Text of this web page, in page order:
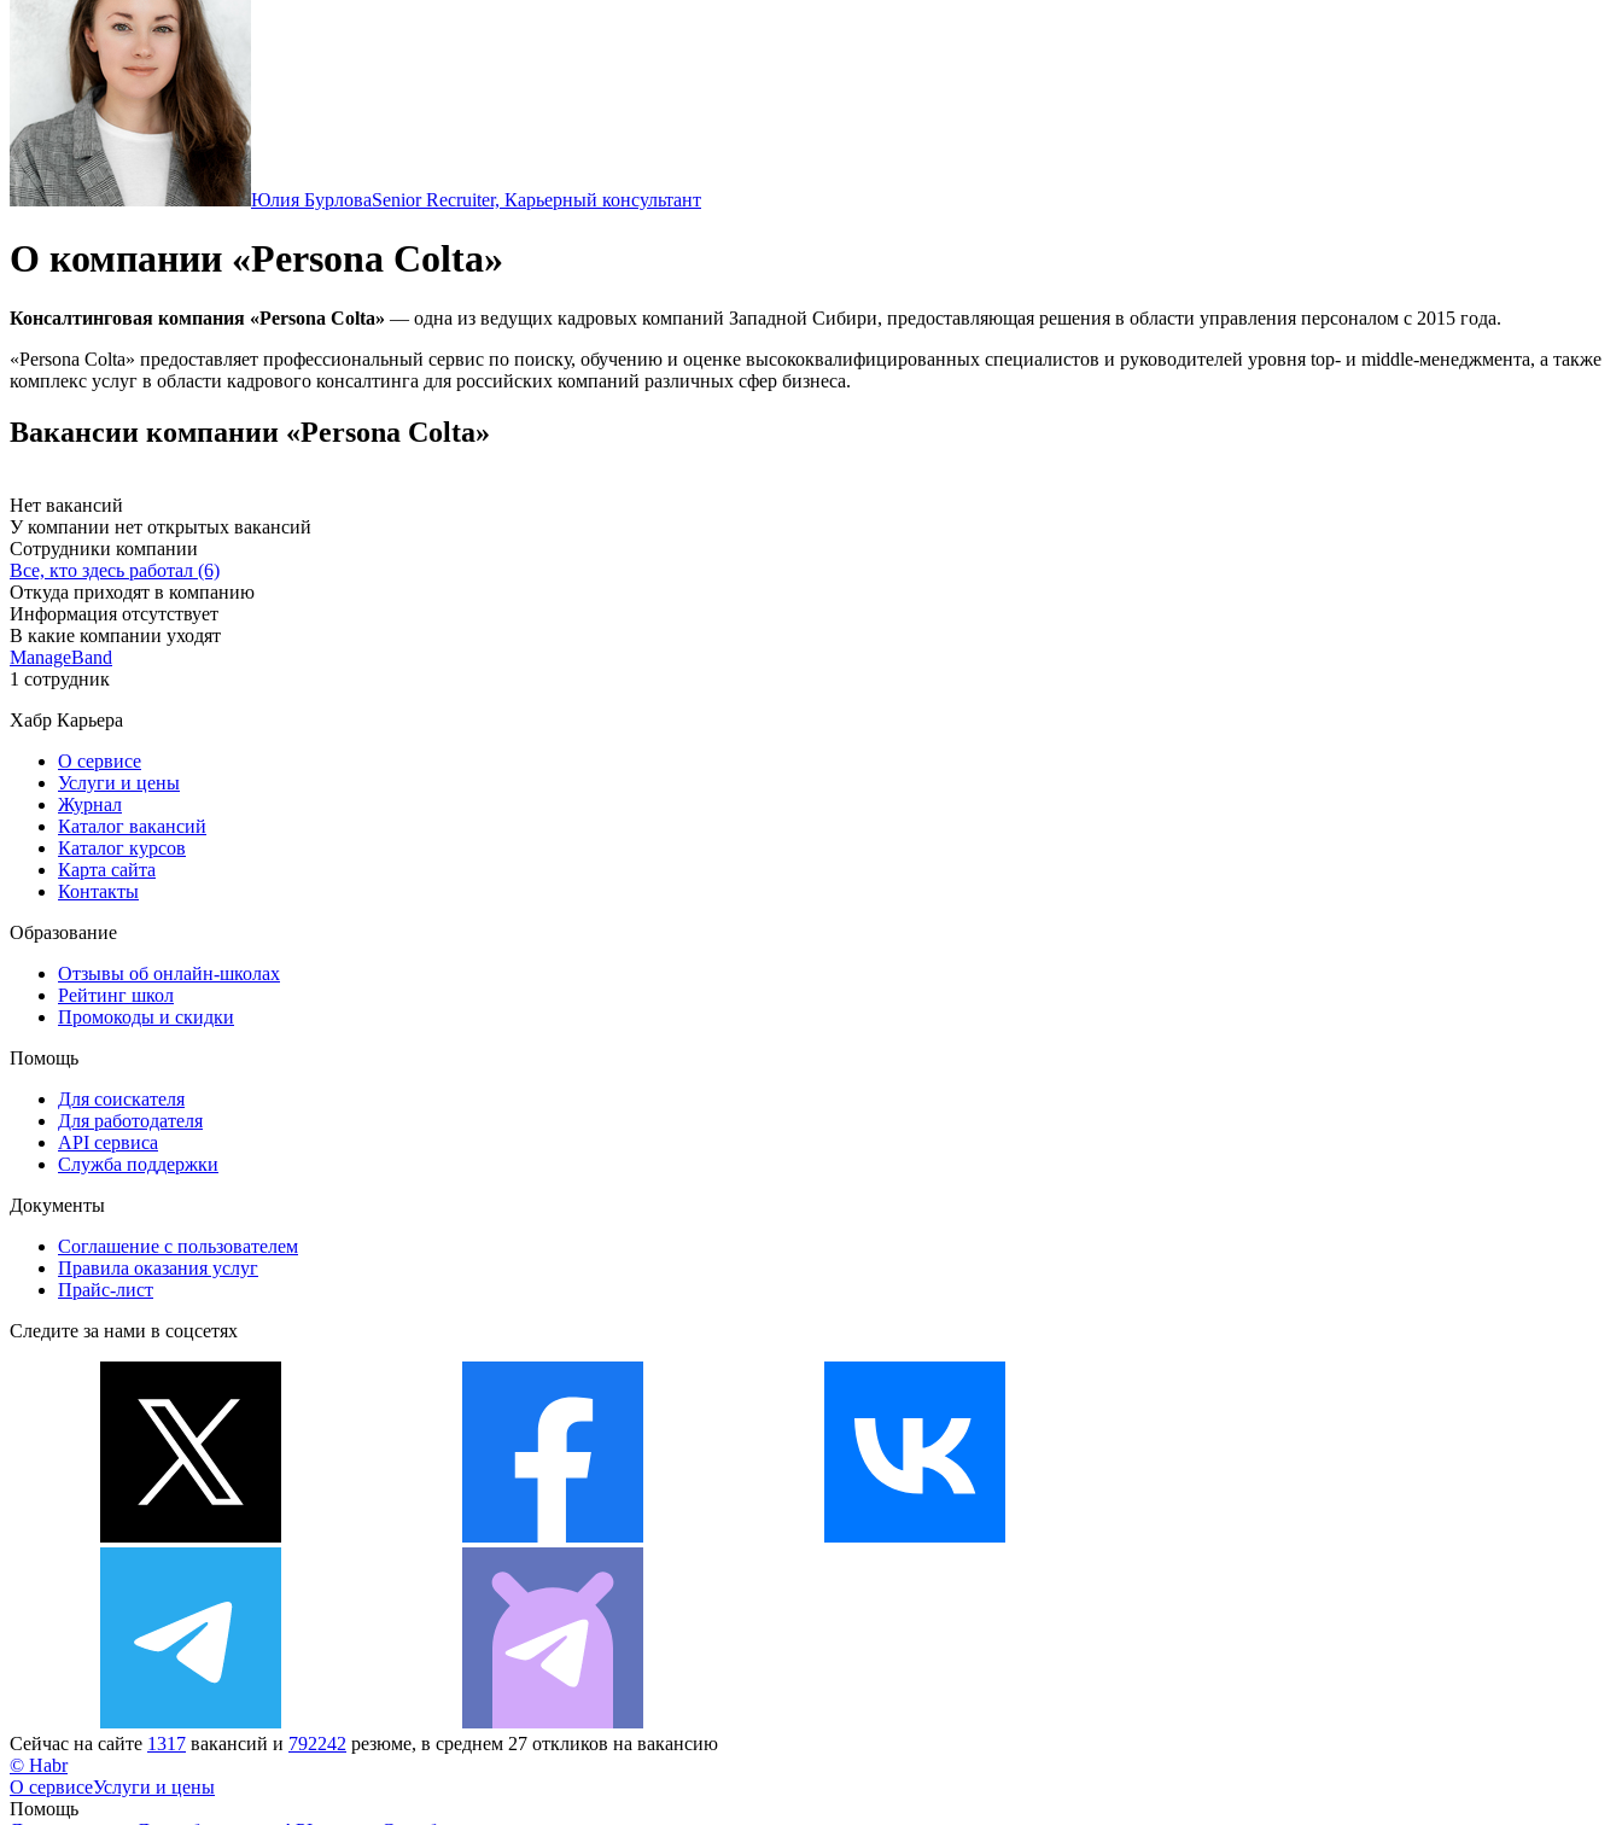
Юлия БурловаSenior Recruiter, Карьерный консультант
О компании «Persona Colta»
Консалтинговая компания «Persona Colta» — одна из ведущих кадровых компаний Западной Сибири, предоставляющая решения в области управления персоналом с 2015 года.
«Persona Colta» предоставляет профессиональный сервис по поиску, обучению и оценке высококвалифицированных специалистов и руководителей уровня top- и middle-менеджмента, а также
комплекс услуг в области кадрового консалтинга для российских компаний различных сфер бизнеса.
Вакансии компании «Persona Colta»
Нет вакансий
У компании нет открытых вакансий
Сотрудники компании
Все, кто здесь работал (6)
Откуда приходят в компанию
Информация отсутствует
В какие компании уходят
ManageBand
1 сотрудник
Хабр Карьера
О сервисе
Услуги и цены
Журнал
Каталог вакансий
Каталог курсов
Карта сайта
Контакты
Образование
Отзывы об онлайн-школах
Рейтинг школ
Промокоды и скидки
Помощь
Для соискателя
Для работодателя
API сервиса
Служба поддержки
Документы
Соглашение с пользователем
Правила оказания услуг
Прайс-лист
Следите за нами в соцсетях
Сейчас на сайте 1317 вакансий и 792242 резюме, в среднем 27 откликов на вакансию
© Habr
О сервисеУслуги и цены
Помощь